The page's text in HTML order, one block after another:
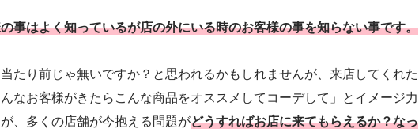
事はよく知っているが店の外にいる時のお客様の事を知らない事です。
たり前じゃ無いですか？と思われるかもしれませんが、来店してくれた
なお客様がきたらこんな商品をオススメしてコーデして」とイメージ力
、多くの店舗が今抱える問題がどうすればお店に来てもらえるか？なっ